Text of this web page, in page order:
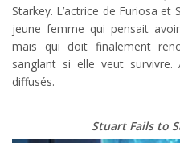
Starkey. L’actrice de Furiosa
jeune femme qui pensait
mais qui doit finalement
sanglant si elle veut
diffusés.
Stuart Fails to